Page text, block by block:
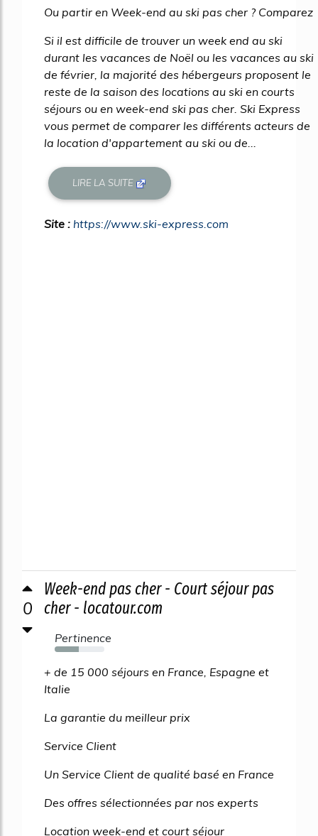
Ou partir en Week-end au ski pas cher ? Comparez
Si il est difficile de trouver un week end au ski
durant les vacances de Noël ou les vacances au ski
de février, la majorité des hébergeurs proposent le
reste de la saison des locations au ski en courts
séjours ou en week-end ski pas cher. Ski Express
vous permet de comparer les différents acteurs de
la location d'appartement au ski ou de...
LIRE LA SUITE
Site : https://www.ski-express.com
0
Week-end pas cher - Court séjour pas
cher - locatour.com
Pertinence
49%
+ de 15 000 séjours en France, Espagne et
Italie
La garantie du meilleur prix
Service Client
Un Service Client de qualité basé en France
Des offres sélectionnées par nos experts
Location week-end et court séjour